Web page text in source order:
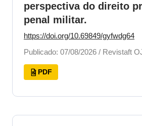
perspectiva do direito
penal militar.
https://doi.org/10.69849/gyfwdg64
Publicado: 07/08/2026 / Revistaft
PDF